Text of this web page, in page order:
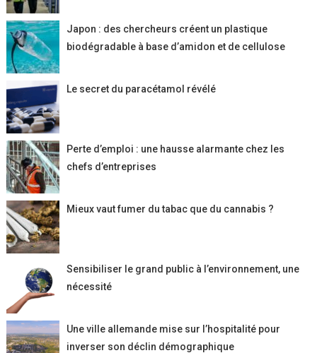
Japon : des chercheurs créent un plastique
biodégradable à base d’amidon et de cellulose
Le secret du paracétamol révélé
Perte d’emploi : une hausse alarmante chez les
chefs d’entreprises
Mieux vaut fumer du tabac que du cannabis ?
Sensibiliser le grand public à l’environnement, une
nécessité
Une ville allemande mise sur l’hospitalité pour
inverser son déclin démographique